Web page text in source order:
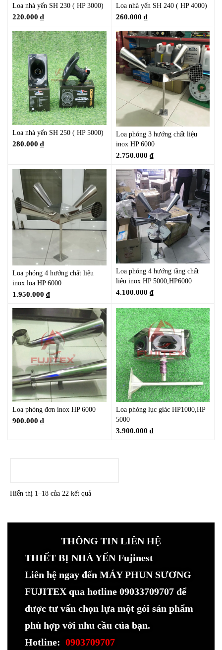
Loa nhà yến SH 230 ( HP 3000)
220.000 ₫
Loa nhà yến SH 240 ( HP 4000)
260.000 ₫
Loa nhà yến SH 250 ( HP 5000)
280.000 ₫
Loa phóng 3 hướng chất liệu
inox HP 6000
2.750.000 ₫
Loa phóng 4 hướng chất liệu
inox loa HP 6000
1.950.000 ₫
Loa phóng 4 hướng tầng chất
liệu inox HP 5000,HP6000
4.100.000 ₫
Loa phóng đơn inox HP 6000
900.000 ₫
Loa phóng lục giác HP1000,HP
5000
3.900.000 ₫
Hiển thị 1–18 của 22 kết quả
THÔNG TIN LIÊN HỆ
THIẾT BỊ NHÀ YẾN Fujinest
Liên hệ ngay đến MÁY PHUN SƯƠNG
FUJITEX qua hotline 09033709707 để
được tư vấn chọn lựa một gói sản phẩm
phù hợp với nhu cầu của bạn.
Hotline: 0903709707